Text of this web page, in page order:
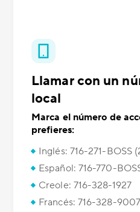
Llamar con un
local
Marca el número de
prefieres:
Inglés: 716-271-BOSS
Español: 716-770-
Creole: 716-328-1927
Francés: 716-328-9007